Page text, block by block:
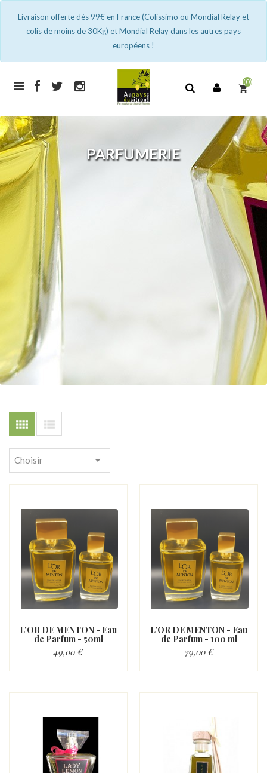
Livraison offerte dès 99€ en France (Colissimo ou Mondial Relay et
colis de moins de 30Kg) et Mondial Relay dans les autres pays
européens !
shopping_cart
(0)
PARFUMERIE
 
Choisir 
L'OR DE MENTON - Eau
de Parfum - 50ml
49,00 €
L'OR DE MENTON - Eau
de Parfum - 100 ml
79,00 €